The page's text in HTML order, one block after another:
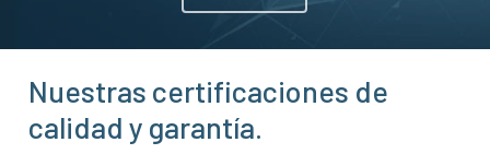
Nuestras certificaciones de
calidad y garantía.